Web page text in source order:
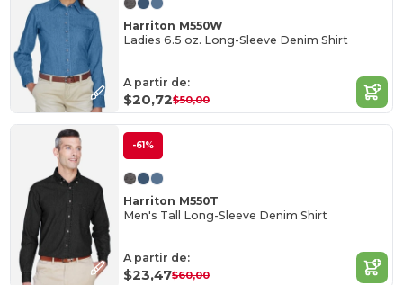
Harriton M550W
Ladies 6.5 oz. Long-Sleeve Denim Shirt
A partir de:
$20,72$50,00
-61%
Harriton M550T
Men's Tall Long-Sleeve Denim Shirt
A partir de:
$23,47$60,00